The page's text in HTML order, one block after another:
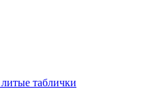
таблички